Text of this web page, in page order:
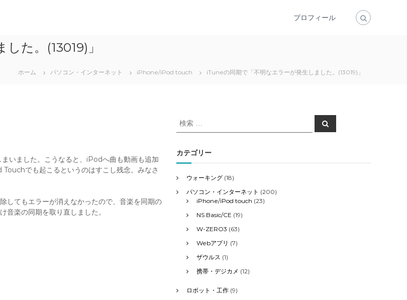
プロフィール
た。(13019)」
ホーム パソコン・インターネット iPhone/iPod touch iTuneの同期で「不明なエラーが発生しました。(13019)」
いました。こうなると、iPodへ曲も動画も追加
でも起こるというのはすこし残念。みなさ
してもエラーが消えなかったので、音楽を同期の
音楽の同期を取り直しました。
検
索
象
:
検
索
カテゴリー
ウォーキング (18)
パソコン・インターネット (200)
iPhone/iPod touch (23)
NS Basic/CE (19)
W-ZERO3 (63)
Webアプリ (7)
ザウルス (1)
携帯・デジカメ (12)
ロボット・工作 (9)